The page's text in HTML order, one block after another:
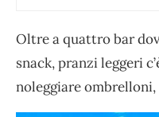
Oltre a quattro bar
snack, pranzi leggeri
noleggiare